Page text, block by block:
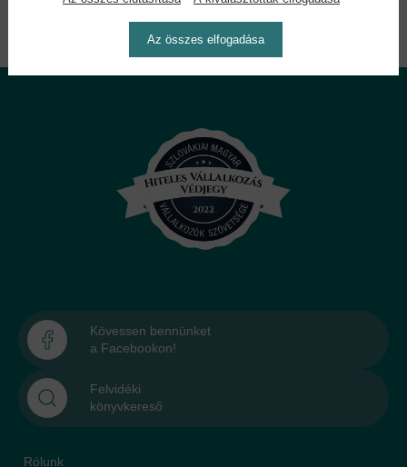
Kövessen bennünket
a Facebookon!
Felvidéki
könyvkereső
Rólunk
Az összes elfogadása